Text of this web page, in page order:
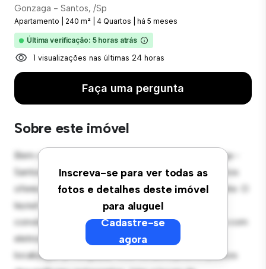
Gonzaga - Santos, /Sp
Apartamento 240 m² 4 Quartos há 5 meses
Última verificação: 5 horas atrás
1 visualizações nas últimas 24 horas
Faça uma pergunta
Sobre este imóvel
Inscreva-se para ver todas as
fotos e detalhes deste imóvel
para aluguel
Cadastre-se
agora
Bem-vindo ao seu novo refúgio urbano em Gonzaga -
Santos, /Sp! Este moderno apartamento de 4 quartos
oferece um espaço de vida elegante e aconchegante. O
layout em conceito aberto é perfeito para receber
convidados, e a cozinha sofisticada está equipada com
eletrodomésticos de última geração. Com sua
localização privilegiada, você estará a poucos passos